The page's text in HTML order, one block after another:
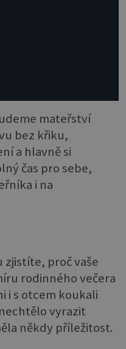
mateřství
bez křiku,
a hlavně si
čas pro sebe,
i na
zjistíte, proč vaše
rodinného večera
i s otcem koukali
vyrazit
někdy příležitost.